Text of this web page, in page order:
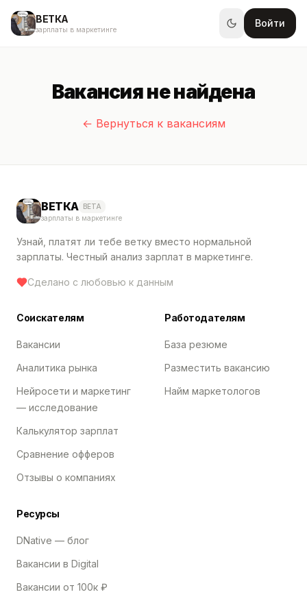
ВЕТКА
зарплаты в маркетинге
Войти
Вакансия не найдена
← Вернуться к вакансиям
ВЕТКА BETA
зарплаты в маркетинге
Узнай, платят ли тебе ветку вместо нормальной
зарплаты. Честный анализ зарплат в маркетинге.
Сделано с любовью к данным
Соискателям
Вакансии
Аналитика рынка
Нейросети и маркетинг
— исследование
Калькулятор зарплат
Сравнение офферов
Отзывы о компаниях
Работодателям
База резюме
Разместить вакансию
Найм маркетологов
Ресурсы
DNative — блог
Вакансии в Digital
Вакансии от 100к ₽